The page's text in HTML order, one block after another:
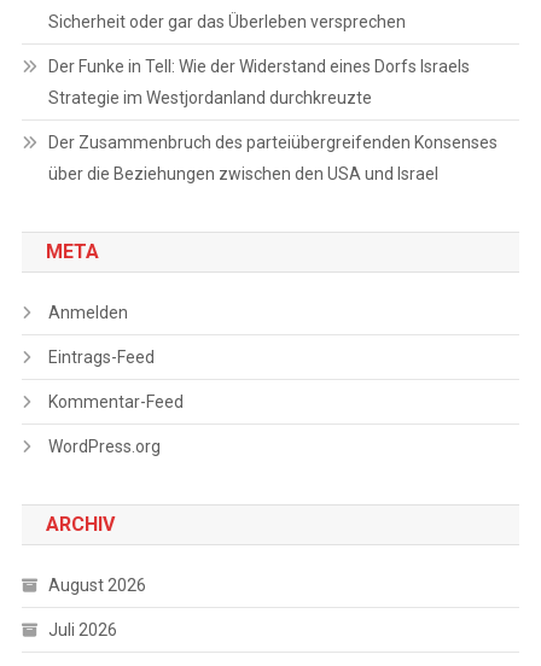
Sicherheit oder gar das Überleben versprechen
Der Funke in Tell: Wie der Widerstand eines Dorfs Israels
Strategie im Westjordanland durchkreuzte
Der Zusammenbruch des parteiübergreifenden Konsenses
über die Beziehungen zwischen den USA und Israel
META
Anmelden
Eintrags-Feed
Kommentar-Feed
WordPress.org
ARCHIV
August 2026
Juli 2026